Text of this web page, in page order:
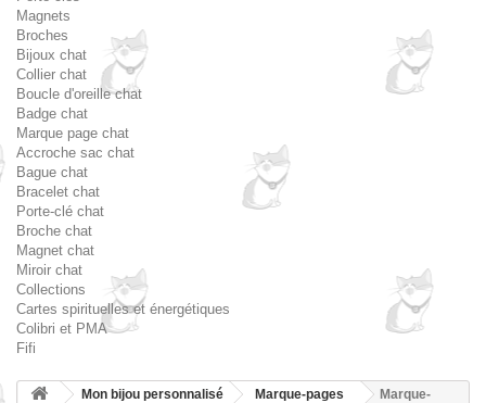
Magnets
Broches
Bijoux chat
Collier chat
Boucle d'oreille chat
Badge chat
Marque page chat
Accroche sac chat
Bague chat
Bracelet chat
Porte-clé chat
Broche chat
Magnet chat
Miroir chat
Collections
Cartes spirituelles et énergétiques
Colibri et PMA
Fifi
Mon bijou personnalisé Marque-pages
Marque-